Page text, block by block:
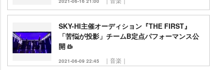
SKY-HI主催オーディション『THE FIRST』
「苦悩が投影」チームB定点パフォーマンス公
開
2021-06-09 22:45 ｜音楽｜